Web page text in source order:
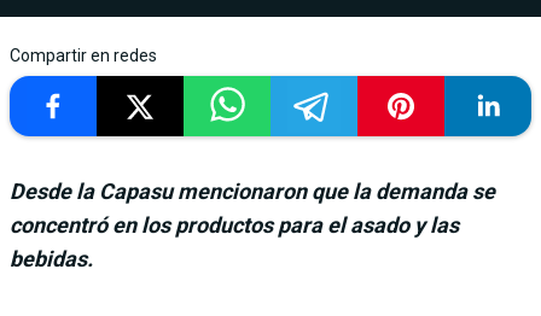
Compartir en redes
Desde la Capasu mencionaron que la demanda se
concentró en los productos para el asado y las
bebidas.